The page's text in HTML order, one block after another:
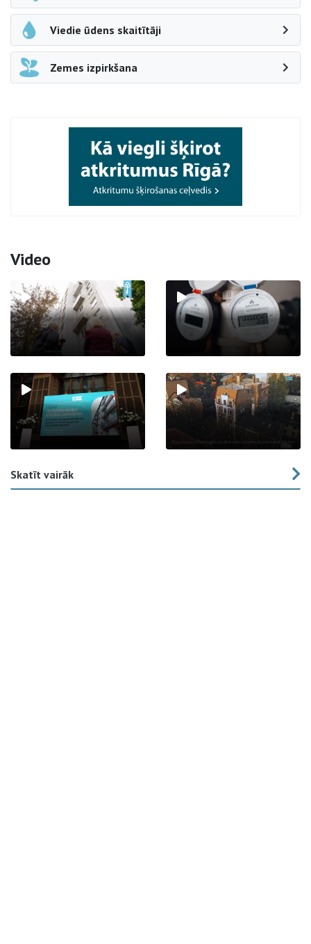
Viedie ūdens skaitītāji
Zemes izpirkšana
Video
Skatīt vairāk